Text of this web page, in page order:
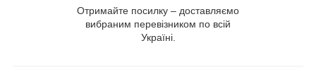
Отримайте посилку – доставляємо
вибраним перевізником по всій
Україні.